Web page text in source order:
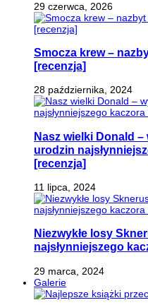
29 czerwca, 2026
Smocza krew –
[recenzja]
28 października, 2024
Nasz wielki Donald
urodzin
[recenzja]
11 lipca, 2024
Niezwykłe losy
najsłynniejszego
29 marca, 2024
Galerie